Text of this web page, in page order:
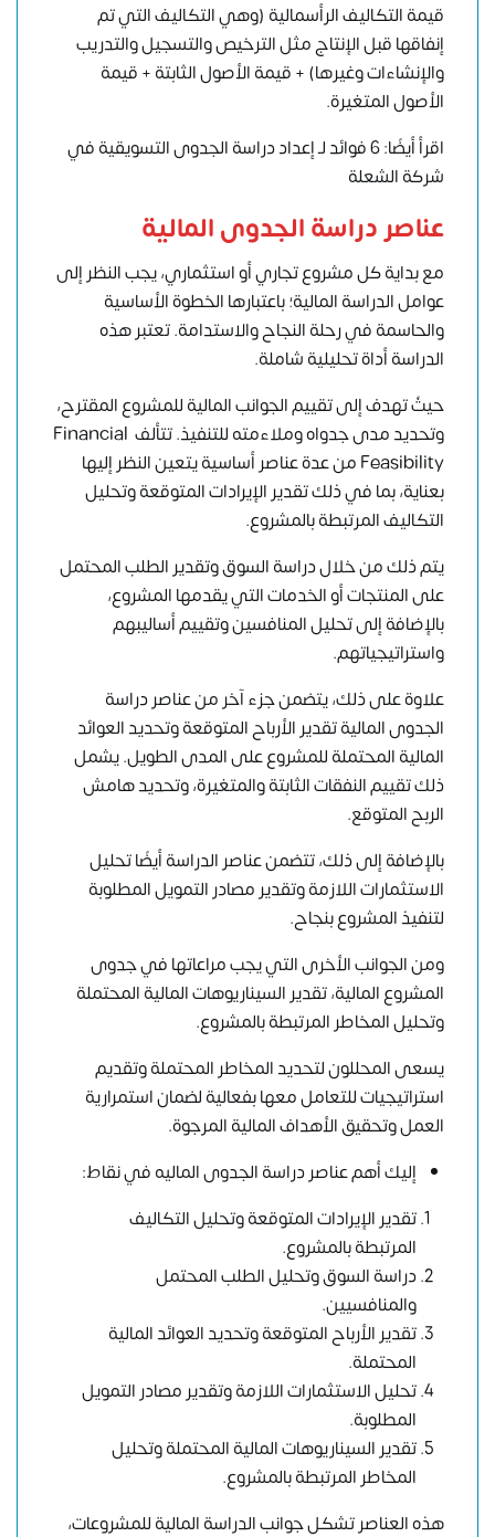
قيمة التكاليف الرأسمالية (وهي التكاليف التي تم
إنفاقها قبل الإنتاج مثل الترخيص والتسجيل والتدريب
والإنشاءات وغيرها) + قيمة الأصول الثابتة + قيمة
الأصول المتغيرة.
اقرأ أيضًا: 6 فوائد لـ إعداد دراسة الجدوى التسويقية في
شركة الشعلة
عناصر دراسة الجدوى المالية
مع بداية كل مشروع تجاري أو استثماري، يجب النظر إلى
عوامل الدراسة المالية؛ باعتبارها الخطوة الأساسية
والحاسمة في رحلة النجاح والاستدامة. تعتبر هذه
الدراسة أداة تحليلية شاملة.
حيثُ تهدف إلى تقييم الجوانب المالية للمشروع المقترح،
وتحديد مدى جدواه وملاءمته للتنفيذ. تتألف Financial
Feasibility من عدة عناصر أساسية يتعين النظر إليها
بعناية، بما في ذلك تقدير الإيرادات المتوقعة وتحليل
التكاليف المرتبطة بالمشروع.
يتم ذلك من خلالدراسة السوقوتقدير الطلب المحتمل
على المنتجات أو الخدمات التي يقدمها المشروع،
بالإضافة إلى تحليل المنافسين وتقييم أساليبهم
واستراتيجياتهم.
علاوة على ذلك، يتضمن جزء آخر من عناصر دراسة
الجدوى المالية تقدير الأرباح المتوقعة وتحديد العوائد
المالية المحتملة للمشروع على المدى الطويل. يشمل
ذلك تقييم النفقات الثابتة والمتغيرة، وتحديد هامش
الربح المتوقع.
بالإضافة إلى ذلك، تتضمن عناصر الدراسة أيضًا تحليل
الاستثمارات اللازمة وتقدير مصادر التمويل المطلوبة
لتنفيذ المشروع بنجاح.
ومن الجوانب الأخرى التي يجب مراعاتها في جدوى
المشروع المالية، تقدير السيناريوهات المالية المحتملة
وتحليل المخاطر المرتبطة بالمشروع.
يسعى المحللون لتحديد المخاطر المحتملة وتقديم
استراتيجيات للتعامل معها بفعالية لضمان استمرارية
العمل وتحقيق الأهداف المالية المرجوة.
إليك أهم عناصر دراسة الجدوى الماليه في نقاط:
تقدير الإيرادات المتوقعة وتحليل التكاليف
المرتبطة بالمشروع.
دراسة السوق وتحليل الطلب المحتمل
والمنافسيين.
تقدير الأرباح المتوقعة وتحديد العوائد المالية
المحتملة.
تحليل الاستثمارات اللازمة وتقدير مصادر التمويل
المطلوبة.
تقدير السيناريوهات المالية المحتملة وتحليل
المخاطر المرتبطة بالمشروع.
هذه العناصر تشكل جوانب الدراسة المالية للمشروعات،